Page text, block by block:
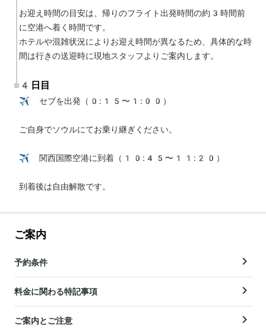
お迎え時間の目安は、帰りのフライト出発時間の約3時間前
に空港へ着く時間です。
ホテルや混雑状況によりお迎え時間が異なるため、具体的な時
間は行きの送迎時に現地スタッフよりご案内します。
4日目
✈️ セブを出発（0:15〜1:00）
ご自身でソウルにてお乗り継ぎください。
✈️ 関西国際空港に到着（10:45〜11:20）
到着後は自由解散です。
ご案内
予約条件
料金に関わる特記事項
ご案内とご注意